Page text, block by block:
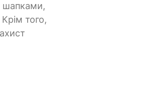
шапками,
того,